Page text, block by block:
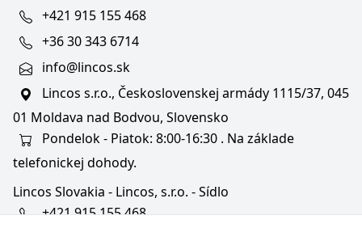
+421 915 155 468
+36 30 343 6714
info@lincos.sk
Lincos s.r.o., Československej armády 1115/37, 045
01 Moldava nad Bodvou, Slovensko
Pondelok - Piatok: 8:00-16:30 . Na základe
telefonickej dohody.
Lincos Slovakia - Lincos, s.r.o. - Sídlo
+421 915 155 468